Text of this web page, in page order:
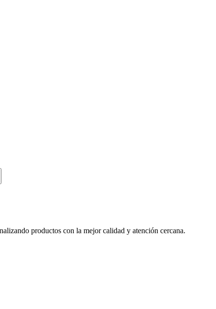
productos con la mejor calidad y atención cercana.